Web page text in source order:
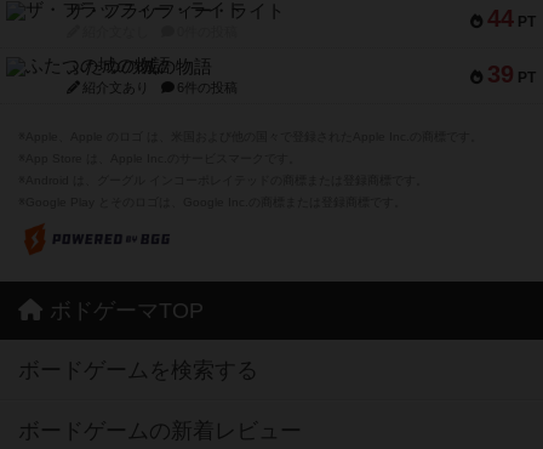
44 PT
ザ・フラッフィー・ライト
39 PT
ふたつの城の物語
紹介文あり 6件の投稿
ボドゲーマTOP
ボードゲームを検索する
ボードゲームの新着レビュー